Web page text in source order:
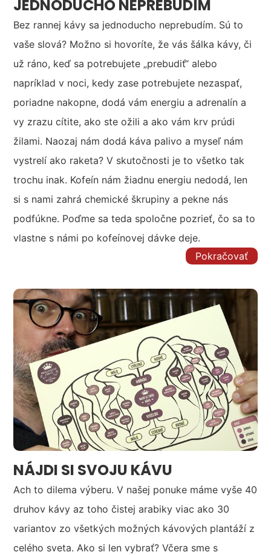
JEDNODUCHO NEPREBUDÍM
Bez rannej kávy sa jednoducho neprebudím. Sú to
vaše slová? Možno si hovoríte, že vás šálka kávy, či
už ráno, keď sa potrebujete „prebudiť“ alebo
napríklad v noci, kedy zase potrebujete nezaspať,
poriadne nakopne, dodá vám energiu a adrenalín a
vy zrazu cítite, ako ste ožili a ako vám krv prúdi
žilami. Naozaj nám dodá káva palivo a myseľ nám
vystrelí ako raketa? V skutočnosti je to všetko tak
trochu inak. Kofeín nám žiadnu energiu nedodá, len
si s nami zahrá chemické škrupiny a pekne nás
podfúkne. Poďme sa teda spoločne pozrieť, čo sa to
vlastne s námi po kofeínovej dávke deje.
Pokračovať
NÁJDI SI SVOJU KÁVU
Ach to dilema výberu. V našej ponuke máme vyše 40
druhov kávy az toho čistej arabiky viac ako 30
variantov zo všetkých možných kávových plantáží z
celého sveta. Ako si len vybrať? Včera sme s